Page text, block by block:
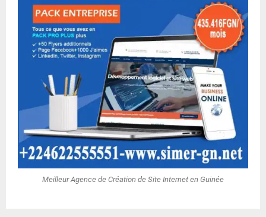
Meilleur Agence de Création de Site Internet en Guinée